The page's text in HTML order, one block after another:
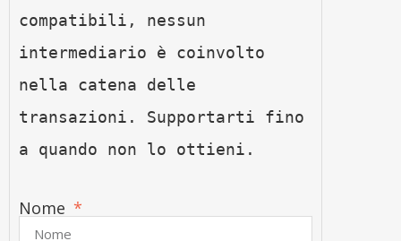
compatibili, nessun
intermediario è coinvolto
nella catena delle
transazioni. Supportarti fino
a quando non lo ottieni.
Nome